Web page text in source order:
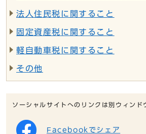
法人住民税に関すること
固定資産税に関すること
軽自動車税に関すること
その他
ソーシャルサイトへのリンクは別ウィンド
Facebookでシェア